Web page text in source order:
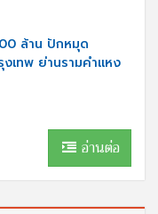
ล้าน ปักหมุด
งเทพ ย่านรามคำแหง
อ่านต่อ